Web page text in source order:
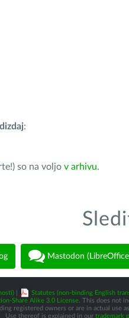
:
so na voljo v arhivu.
Mastodon
| Statutes (non-binding English
Share Alike 3.0 License . This does not
registered owners or are in actual
Use thereof is explained in our trademark